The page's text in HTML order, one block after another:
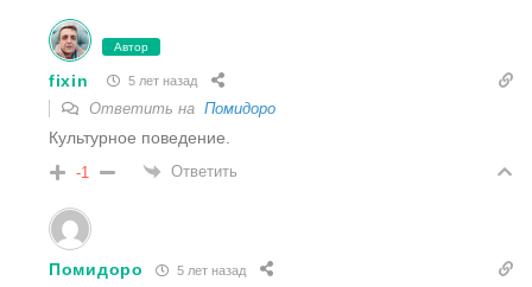
Автор
fixin 5 лет назад
Ответить на Помидоро
Культурное поведение.
-1 Ответить
Помидоро 5 лет назад